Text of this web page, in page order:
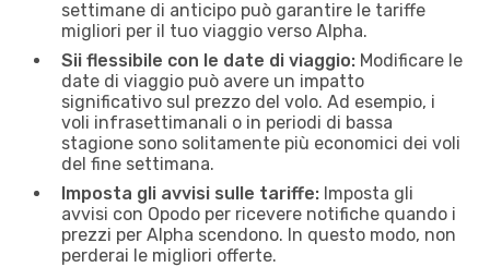
settimane di anticipo può garantire le tariffe
migliori per il tuo viaggio verso Alpha.
Sii flessibile con le date di viaggio: Modificare le
date di viaggio può avere un impatto
significativo sul prezzo del volo. Ad esempio, i
voli infrasettimanali o in periodi di bassa
stagione sono solitamente più economici dei voli
del fine settimana.
Imposta gli avvisi sulle tariffe: Imposta gli
avvisi con Opodo per ricevere notifiche quando i
prezzi per Alpha scendono. In questo modo, non
perderai le migliori offerte.